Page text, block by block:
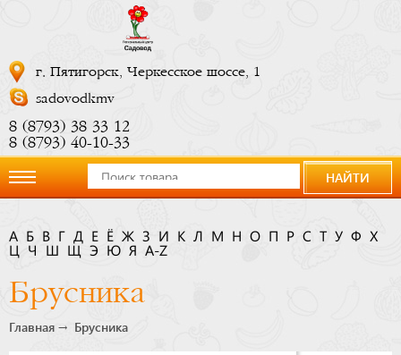
г. Пятигорск, Черкесское шоссе, 1
sadovodkmv
8 (8793) 38 33 12
8 (8793) 40-10-33
компании
Новости
НАЙТИ
А Б В Г Д Е Ё Ж З И К Л М Н О П Р С Т У Ф
Х
Ч Э Ю Я A-Z
Брусника
Главная Брусника